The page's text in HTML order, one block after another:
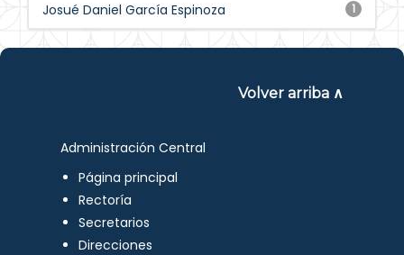
1
Josué Daniel García Espinoza
Volver arriba ∧
Administración Central
Página principal
Rectoría
Secretarios
Direcciones